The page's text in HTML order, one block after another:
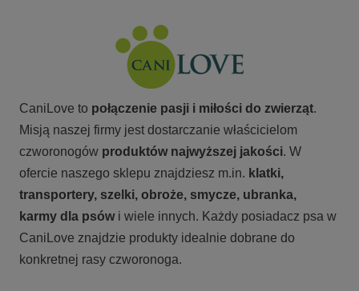
CaniLove to połączenie pasji i miłości do zwierząt.
Misją naszej firmy jest dostarczanie właścicielom
czworonogów produktów najwyższej jakości. W
ofercie naszego sklepu znajdziesz m.in. klatki,
transportery, szelki, obroże, smycze, ubranka,
karmy dla psówi wiele innych. Każdy posiadacz psa w
CaniLove znajdzie produkty idealnie dobrane do
konkretnej rasy czworonoga.